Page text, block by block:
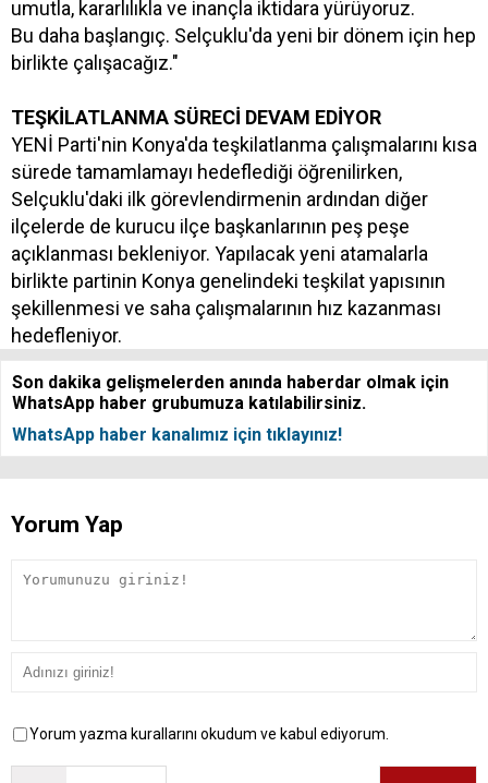
umutla, kararlılıkla ve inançla iktidara yürüyoruz.
Bu daha başlangıç. Selçuklu'da yeni bir dönem için hep
birlikte çalışacağız."
TEŞKİLATLANMA SÜRECİ DEVAM EDİYOR
YENİ Parti'nin Konya'da teşkilatlanma çalışmalarını kısa
sürede tamamlamayı hedeflediği öğrenilirken,
Selçuklu'daki ilk görevlendirmenin ardından diğer
ilçelerde de kurucu ilçe başkanlarının peş peşe
açıklanması bekleniyor. Yapılacak yeni atamalarla
birlikte partinin Konya genelindeki teşkilat yapısının
şekillenmesi ve saha çalışmalarının hız kazanması
hedefleniyor.
Son dakika gelişmelerden anında haberdar olmak için
WhatsApp haber grubumuza katılabilirsiniz.
WhatsApp haber kanalımız için tıklayınız!
Yorum Yap
Yorum yazma kurallarını okudum ve kabul ediyorum.